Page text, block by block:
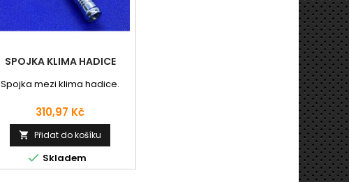
SPOJKA KLIMA HADICE
Spojka mezi klima hadice.
Cena
310,97 Kč
 Přidat do košíku
 Skladem